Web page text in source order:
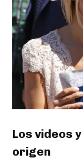
Los videos
origen